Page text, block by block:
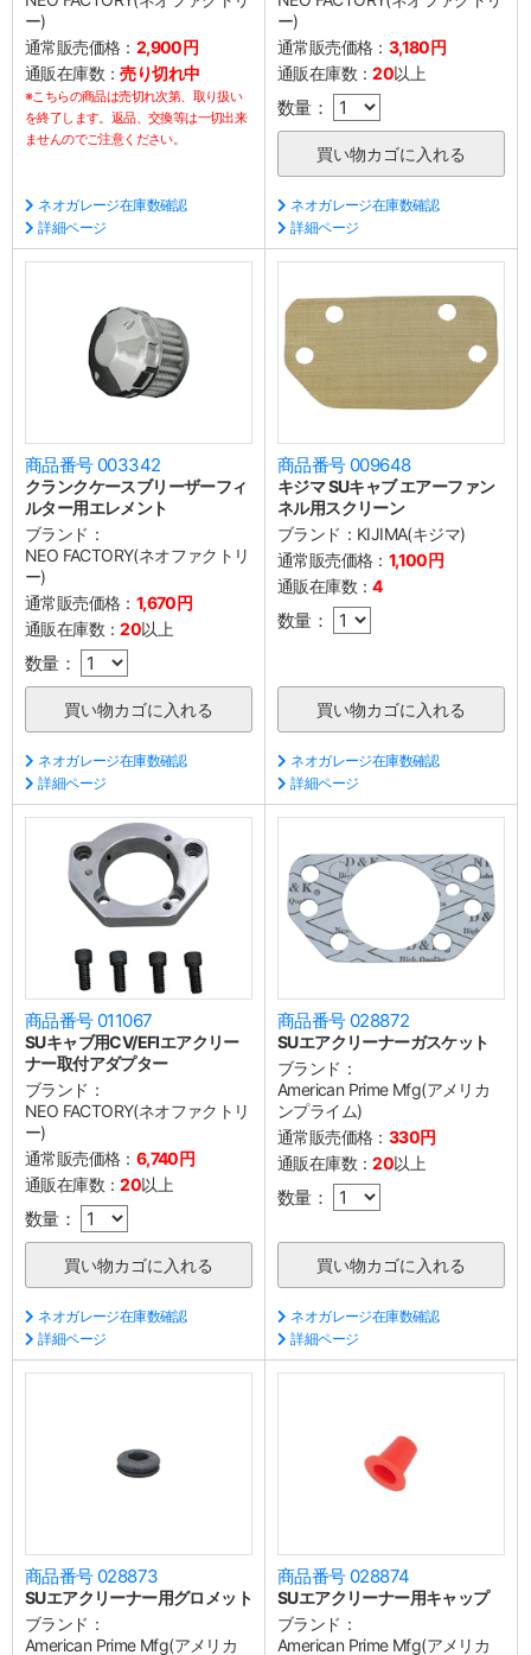
ー)
通常販売価格： 2,900円
通販在庫数：売り切れ中
※こちらの商品は売切れ次第、取り扱い
を終了します。返品、交換等は一切出来
ませんのでご注意ください。
ネオガレージ在庫数確認
詳細ページ
ー)
通常販売価格： 3,180円
通販在庫数：20以上
数量：
ネオガレージ在庫数確認
詳細ページ
商品番号 003342
クランクケースブリーザーフィ
ルター用エレメント
ブランド：
NEO FACTORY(ネオファクトリ
ー)
通常販売価格： 1,670円
通販在庫数：20以上
数量：
ネオガレージ在庫数確認
詳細ページ
商品番号 009648
キジマ SUキャブ エアーファン
ネル用スクリーン
ブランド： KIJIMA(キジマ)
通常販売価格： 1,100円
通販在庫数：4
数量：
ネオガレージ在庫数確認
詳細ページ
商品番号 011067
SUキャブ用CV/EFIエアクリー
ナー取付アダプター
ブランド：
NEO FACTORY(ネオファクトリ
ー)
通常販売価格： 6,740円
通販在庫数：20以上
数量：
ネオガレージ在庫数確認
詳細ページ
商品番号 028872
SUエアクリーナーガスケット
ブランド：
American Prime Mfg(アメリカ
ンプライム)
通常販売価格： 330円
通販在庫数：20以上
数量：
ネオガレージ在庫数確認
詳細ページ
商品番号 028873
SUエアクリーナー用グロメット
ブランド：
American Prime Mfg(アメリカ
商品番号 028874
SUエアクリーナー用キャップ
ブランド：
American Prime Mfg(アメリカ